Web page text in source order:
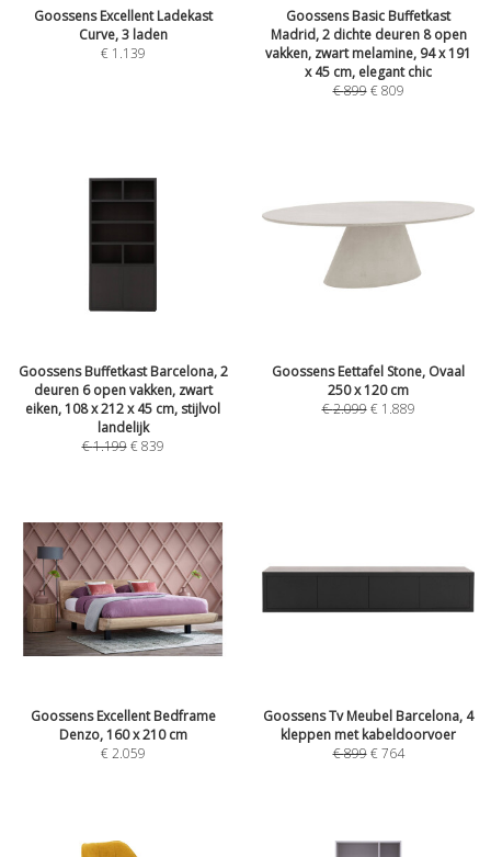
Goossens Excellent Ladekast
Curve, 3 laden
€ 1.139
Goossens Basic Buffetkast
Madrid, 2 dichte deuren 8 open
vakken, zwart melamine, 94 x 191
x 45 cm, elegant chic
€899 €809
Goossens Buffetkast Barcelona, 2
deuren 6 open vakken, zwart
eiken, 108 x 212 x 45 cm, stijlvol
landelijk
€1.199 €839
Goossens Eettafel Stone, Ovaal
250 x 120 cm
€2.099 € 1.889
Goossens Excellent Bedframe
Denzo, 160 x 210 cm
€2.059
Goossens Tv Meubel Barcelona, 4
kleppen met kabeldoorvoer
€899 €764